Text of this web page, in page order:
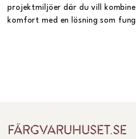
projektmiljöer där du vill
komfort med en lösning som